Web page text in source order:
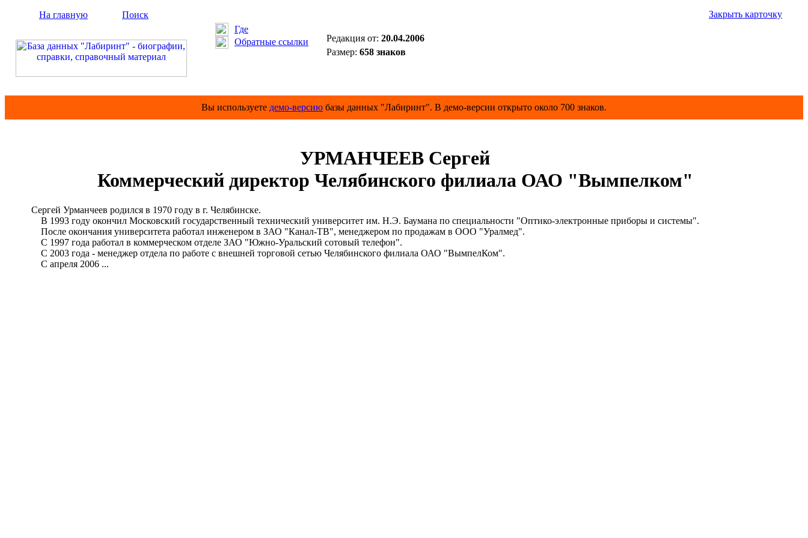
На главную
Поиск
Где
Обратные ссылки
Закрыть карточку
Редакция от: 20.04.2006
Размер: 658 знаков
Вы используете демо-версию базы данных "Лабиринт". В демо-версии открыто около 700 знаков.
УРМАНЧЕЕВ Сергей
Коммерческий директор Челябинского филиала ОАО "Вымпелком"
Сергей Урманчеев родился в 1970 году в г. Челябинске.
В 1993 году окончил Московский государственный технический университет им. Н.Э. Баумана по специальности "Оптико-электронные приборы и системы".
После окончания университета работал инженером в ЗАО "Канал-ТВ", менеджером по продажам в ООО "Уралмед".
С 1997 года работал в коммерческом отделе ЗАО "Южно-Уральский сотовый телефон".
С 2003 года - менеджер отдела по работе с внешней торговой сетью Челябинского филиала ОАО "ВымпелКом".
С апреля 2006 ...